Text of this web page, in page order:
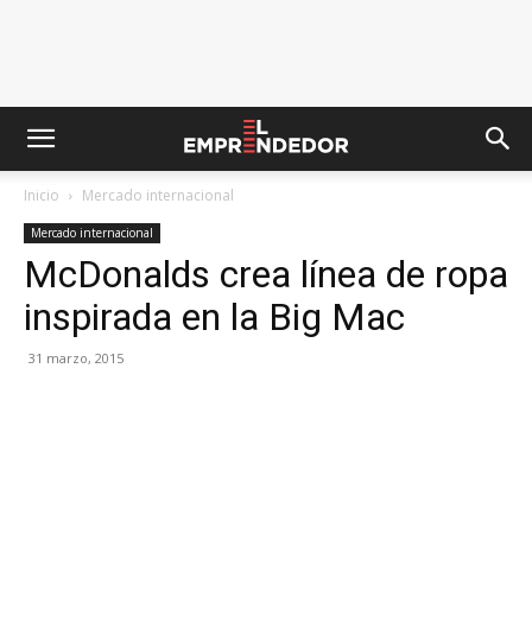
Inicio Mercado internacional
Mercado internacional
McDonalds crea línea de ropa
inspirada en la Big Mac
31 marzo, 2015